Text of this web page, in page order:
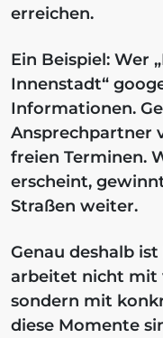
erreichen.
Ein Beispiel: Wer
Innenstadt“
Informationen.
Ansprechpartner
freien Terminen.
erscheint,
Straßen weiter.
Genau deshalb
arbeitet nicht mit
sondern mit
diese Momente